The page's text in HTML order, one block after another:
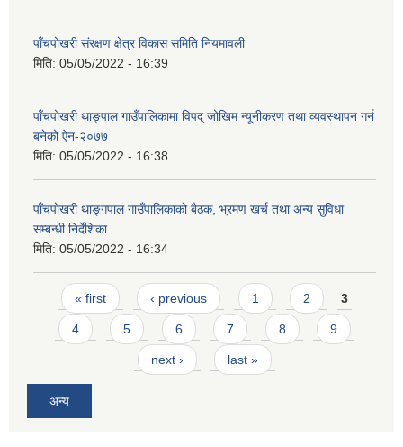
पाँचपोखरी संरक्षण क्षेत्र विकास समिति नियमावली
मिति: 05/05/2022 - 16:39
पाँचपोखरी थाङ्पाल गाउँपालिकामा विपद् जोखिम न्यूनीकरण तथा व्यवस्थापन गर्न
बनेको ऐन-२०७७
मिति: 05/05/2022 - 16:38
पाँचपोखरी थाङ्गपाल गाउँपालिकाको बैठक, भ्रमण खर्च तथा अन्य सुविधा
सम्बन्धी निर्देशिका
मिति: 05/05/2022 - 16:34
Pages
« first ‹ previous 1 2 3
4 5 6 7 8 9
next › last »
अन्य